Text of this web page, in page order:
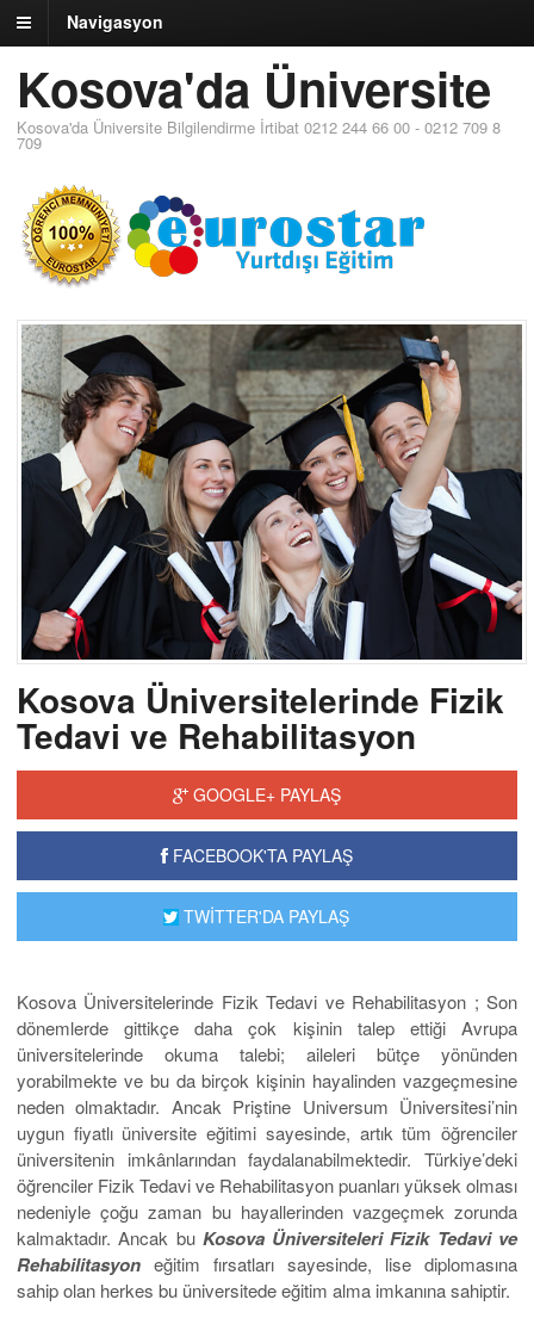
Navigasyon
Kosova'da Üniversite
Kosova'da Üniversite Bilgilendirme İrtibat 0212 244 66 00 - 0212 709 8
709
Kosova Üniversitelerinde Fizik
Tedavi ve Rehabilitasyon
GOOGLE+ PAYLAŞ
FACEBOOK'TA PAYLAŞ
TWİTTER'DA PAYLAŞ
Kosova Üniversitelerinde Fizik Tedavi ve Rehabilitasyon ; Son
dönemlerde gittikçe daha çok kişinin talep ettiği Avrupa
üniversitelerinde okuma talebi; aileleri bütçe yönünden
yorabilmekte ve bu da birçok kişinin hayalinden vazgeçmesine
neden olmaktadır. Ancak Priştine Universum Üniversitesi’nin
uygun fiyatlı üniversite eğitimi sayesinde, artık tüm öğrenciler
üniversitenin imkânlarından faydalanabilmektedir. Türkiye’deki
öğrenciler Fizik Tedavi ve Rehabilitasyon puanları yüksek olması
nedeniyle çoğu zaman bu hayallerinden vazgeçmek zorunda
kalmaktadır. Ancak bu Kosova Üniversiteleri Fizik Tedavi ve
Rehabilitasyon eğitim fırsatları sayesinde, lise diplomasına
sahip olan herkes bu üniversitede eğitim alma imkanına sahiptir.